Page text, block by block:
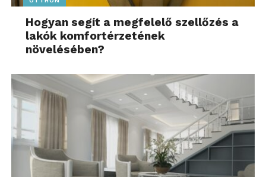
Hogyan segít a megfelelő szellőzés a
lakók komfortérzetének
növelésében?